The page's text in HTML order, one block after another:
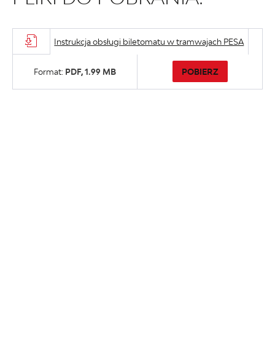
Instrukcja obsługi biletomatu w tramwajach PESA
Format: PDF,1.99 MB POBIERZ